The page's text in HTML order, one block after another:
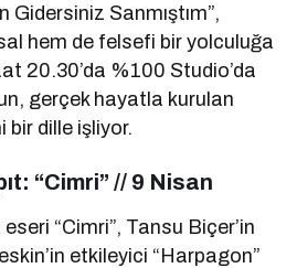
Sanmıştım”,
hem de felsefi bir yolculuğa
20.30’da %100 Studio’da
gerçek hayatla kurulan
bir dille işliyor.
“Cimri” // 9 Nisan
“Cimri”, Tansu Biçer’in
etkileyici “Harpagon”